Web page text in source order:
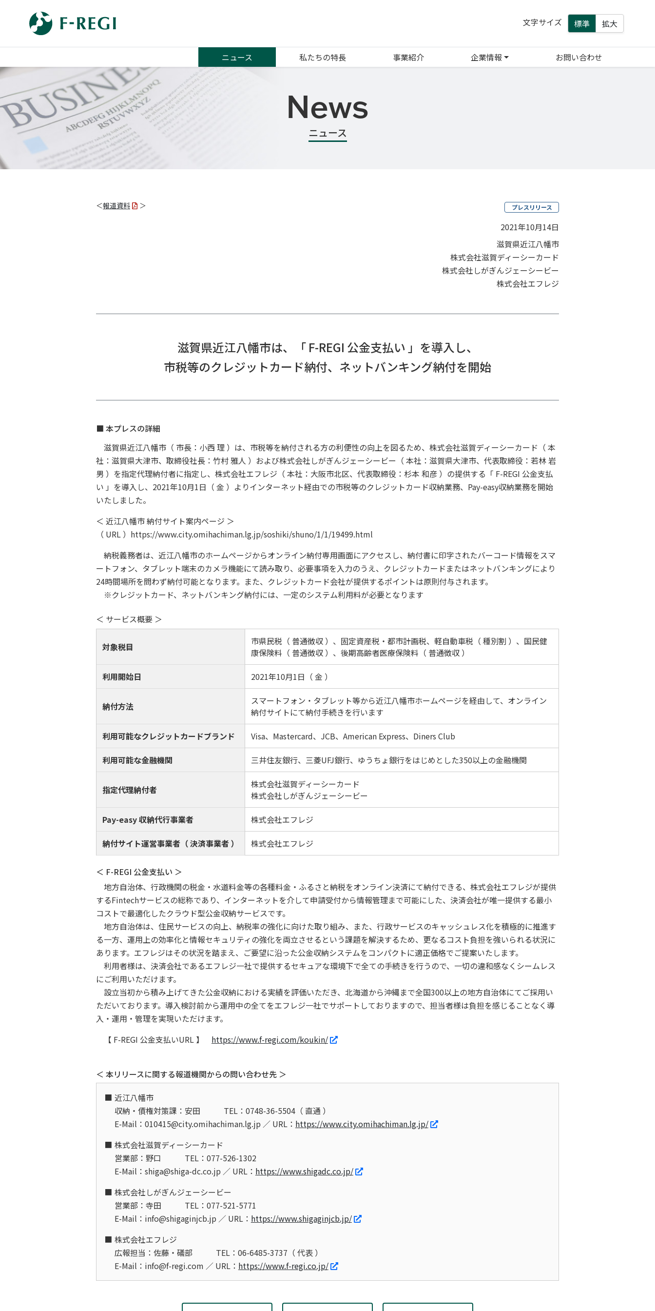
文字サイズ 標準 拡大
ニュース 私たちの特長 事業紹介 企業情報 お問い合わせ
News
ニュース
＜報道資料 ＞ プレスリリース
2021年10月14日
滋賀県近江八幡市
株式会社滋賀ディーシーカード
株式会社しがぎんジェーシービー
株式会社エフレジ
滋賀県近江八幡市は、「 F-REGI 公金支払い 」を導入し、
市税等のクレジットカード納付、ネットバンキング納付を開始
■ 本プレスの詳細
滋賀県近江八幡市（ 市長：小西 理 ）は、市税等を納付される方の利便性の向上を図るため、株式会社滋賀ディーシーカード（ 本
社：滋賀県大津市、取締役社長：竹村 雅人 ）および株式会社しがぎんジェーシービー（ 本社：滋賀県大津市、代表取締役：若林 岩
男 ）を指定代理納付者に指定し、株式会社エフレジ（ 本社：大阪市北区、代表取締役：杉本 和彦 ）の提供する「 F-REGI 公金支払
い 」を導入し、2021年10月1日（ 金 ）よりインターネット経由での市税等のクレジットカード収納業務、Pay-easy収納業務を開始
いたしました。
＜ 近江八幡市 納付サイト案内ページ ＞
（ URL ）https://www.city.omihachiman.lg.jp/soshiki/shuno/1/1/19499.html
納税義務者は、近江八幡市のホームページからオンライン納付専用画面にアクセスし、納付書に印字されたバーコード情報をスマ
ートフォン、タブレット端末のカメラ機能にて読み取り、必要事項を入力のうえ、クレジットカードまたはネットバンキングにより
24時間場所を問わず納付可能となります。また、クレジットカード会社が提供するポイントは原則付与されます。
※クレジットカード、ネットバンキング納付には、一定のシステム利用料が必要となります
＜ サービス概要 ＞
対象税目
市県民税（ 普通徴収 ）、固定資産税・都市計画税、軽自動車税（ 種別割 ）、国民健
康保険料（ 普通徴収 ）、後期高齢者医療保険料（ 普通徴収 ）
利用開始日 2021年10月1日（ 金 ）
納付方法
スマートフォン・タブレット等から近江八幡市ホームページを経由して、オンライン
納付サイトにて納付手続きを行います
利用可能なクレジットカードブランド Visa、Mastercard、JCB、American Express、Diners Club
利用可能な金融機関 三井住友銀行、三菱UFJ銀行、ゆうちょ銀行をはじめとした350以上の金融機関
指定代理納付者
株式会社滋賀ディーシーカード
株式会社しがぎんジェーシービー
Pay-easy 収納代行事業者 株式会社エフレジ
納付サイト運営事業者（ 決済事業者 ） 株式会社エフレジ
＜ F-REGI 公金支払い ＞
地方自治体、行政機関の税金・水道料金等の各種料金・ふるさと納税をオンライン決済にて納付できる、株式会社エフレジが提供
するFintechサービスの総称であり、インターネットを介して申請受付から情報管理まで可能にした、決済会社が唯一提供する最小
コストで最適化したクラウド型公金収納サービスです。
地方自治体は、住民サービスの向上、納税率の強化に向けた取り組み、また、行政サービスのキャッシュレス化を積極的に推進す
る一方、運用上の効率化と情報セキュリティの強化を両立させるという課題を解決するため、更なるコスト負担を強いられる状況に
あります。エフレジはその状況を踏まえ、ご要望に沿った公金収納システムをコンパクトに適正価格でご提案いたします。
利用者様は、決済会社であるエフレジ一社で提供するセキュアな環境下で全ての手続きを行うので、一切の違和感なくシームレス
にご利用いただけます。
設立当初から積み上げてきた公金収納における実績を評価いただき、北海道から沖縄まで全国300以上の地方自治体にてご採用い
ただいております。導入検討前から運用中の全てをエフレジ一社でサポートしておりますので、担当者様は負担を感じることなく導
入・運用・管理を実現いただけます。
【 F-REGI 公金支払いURL 】 https://www.f-regi.com/koukin/
＜ 本リリースに関する報道機関からの問い合わせ先 ＞
近江八幡市
収納・債権対策課：安田
TEL：0748-36-5504（ 直通 ）
E-Mail：010415@city.omihachiman.lg.jp ／ URL： https://www.city.omihachiman.lg.jp/
株式会社滋賀ディーシーカード
営業部：野口
TEL：077-526-1302
E-Mail：shiga@shiga-dc.co.jp ／ URL： https://www.shigadc.co.jp/
株式会社しがぎんジェーシービー
営業部：寺田
TEL：077-521-5771
E-Mail：info@shigaginjcb.jp ／ URL： https://www.shigaginjcb.jp/
株式会社エフレジ
広報担当：佐藤・礒部
TEL：06-6485-3737（ 代表 ）
E-Mail：info@f-regi.com ／ URL： https://www.f-regi.co.jp/